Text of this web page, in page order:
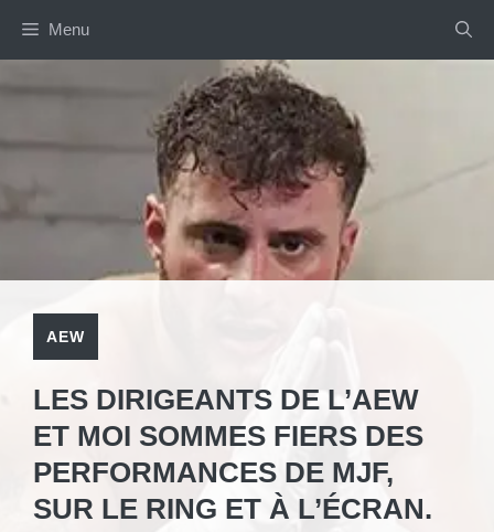
contenu
Menu
AEW
LES DIRIGEANTS DE L’AEW
ET MOI SOMMES FIERS DES
PERFORMANCES DE MJF,
SUR LE RING ET À L’ÉCRAN.